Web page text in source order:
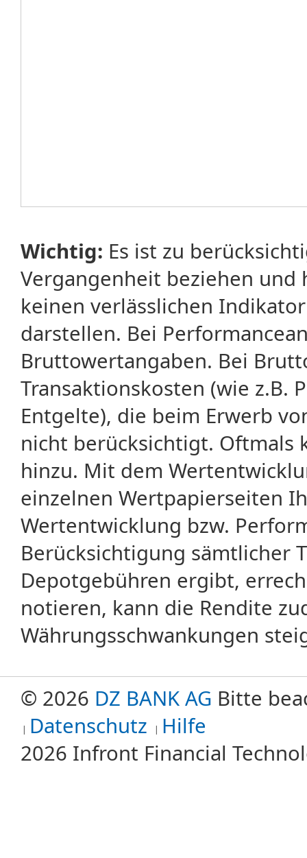
Wichtig: Es ist zu
Vergangenheit beziehen
keinen verlässlichen
darstellen. Bei
Bruttowertangaben. Bei
Transaktionskosten (wie z.B.
Entgelte), die beim Erwerb
nicht berücksichtigt. Oftmals
hinzu. Mit dem
einzelnen Wertpapierseiten
Wertentwicklung bzw.
Berücksichtigung sämtlicher
Depotgebühren ergibt,
notieren, kann die Rendite
Währungsschwankungen
© 2026 DZ BANK AG Bitte
Datenschutz Hilfe
2026 Infront Financial